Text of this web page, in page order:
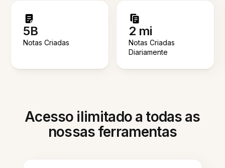
5B
Notas Criadas
2 mi
Notas Criadas
Diariamente
Acesso ilimitado a todas as
nossas ferramentas